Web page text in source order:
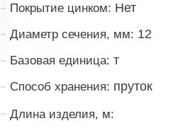
Покрытие цинком: Нет
Диаметр сечения, мм: 12
Базовая единица: т
Способ хранения: пруток
Длина изделия, м: